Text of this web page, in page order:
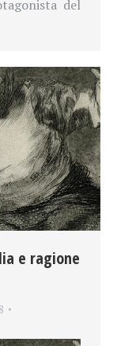
del
e ragione